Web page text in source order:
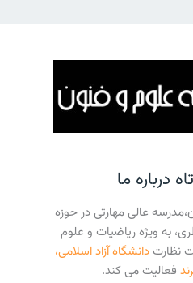
درباره ما
عالی مهارتی در حوزه
به ویژه ریاضیات و علوم
نظارتدانشگاه آزاد اسلامی،
فعالیت می کند.